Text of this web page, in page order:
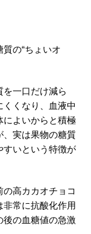
の“ちょいオ
を一口だけ減ら
くなり、血液中
によいからと積極
、実は果物の糖質
すいという特徴が
高カカオチョコ
非常に抗酸化作用
後の血糖値の急激